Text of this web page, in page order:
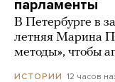
парламенты
В Петербурге в
летняя Марина
методы», чтобы
ИСТОРИИ 12 часов